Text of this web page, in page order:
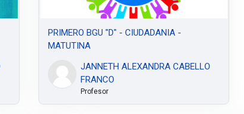
PRIMERO BGU "D" - CIUDADANIA -
MATUTINA
JANNETH ALEXANDRA CABELLO
FRANCO
Profesor